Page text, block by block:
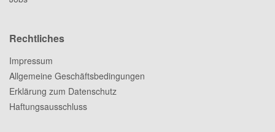
Rechtliches
Impressum
Allgemeine Geschäftsbedingungen
Erklärung zum Datenschutz
Haftungsausschluss